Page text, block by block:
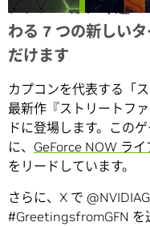
メンバーは、今週
わる 7 つの新しい
だけます
カプコンを代表する「
最新作『ストリートフ
ドに登場します。この
に、 GeForce NOW ライ
をリードしています。
さらに、X で
#GreetingsfromGFN を